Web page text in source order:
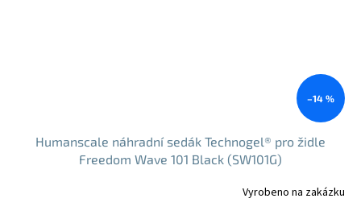
–14 %
Humanscale náhradní sedák Technogel® pro židle
Freedom Wave 101 Black (SW101G)
Vyrobeno na zakázku